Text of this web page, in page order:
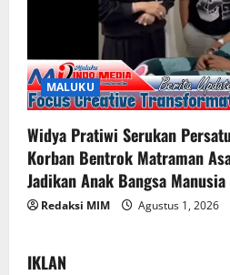
MALUKU
Widya Pratiwi Serukan
Korban Bentrok Matraman
Jadikan Anak Bangsa Manusia
Redaksi MIM Agustus 1, 2026
IKLAN